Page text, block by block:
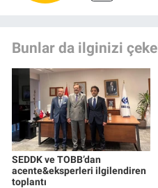
Bunlar da ilginizi
SEDDK ve TOBB’dan
acente&eksperleri ilgilendiren
toplantı